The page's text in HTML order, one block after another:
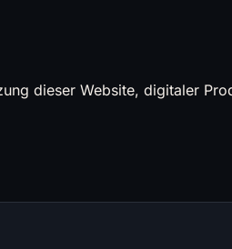
dieser Website, digitaler